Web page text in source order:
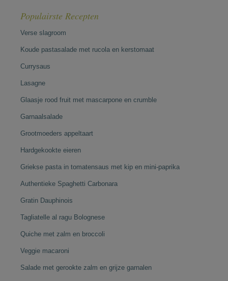
Populairste Recepten
Verse slagroom
Koude pastasalade met rucola en kerstomaat
Currysaus
Lasagne
Glaasje rood fruit met mascarpone en crumble
Garnaalsalade
Grootmoeders appeltaart
Hardgekookte eieren
Griekse pasta in tomatensaus met kip en mini-paprika
Authentieke Spaghetti Carbonara
Gratin Dauphinois
Tagliatelle al ragu Bolognese
Quiche met zalm en broccoli
Veggie macaroni
Salade met gerookte zalm en grijze garnalen